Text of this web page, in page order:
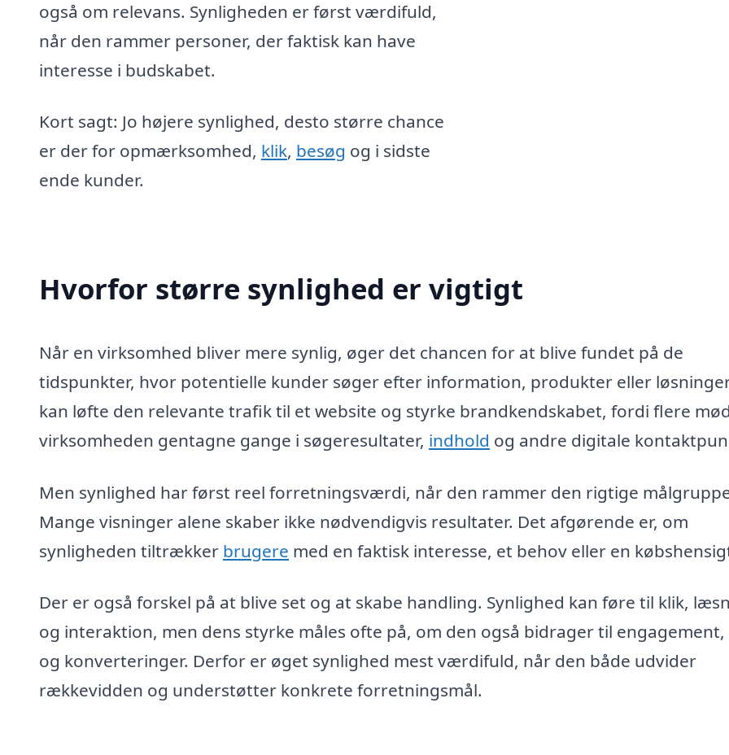
også om relevans. Synligheden er først værdifuld,
når den rammer personer, der faktisk kan have
interesse i budskabet.
Kort sagt: Jo højere synlighed, desto større chance
er der for opmærksomhed, klik, besøg og i sidste
ende kunder.
Hvorfor større synlighed er vigtigt
Når en virksomhed bliver mere synlig, øger det chancen for at blive fundet på de
tidspunkter, hvor potentielle kunder søger efter information, produkter eller
kan løfte den relevante trafik til et website og styrke brandkendskabet, fordi flere
virksomheden gentagne gange i søgeresultater, indhold og andre digitale
Men synlighed har først reel forretningsværdi, når den rammer den rigtige
Mange visninger alene skaber ikke nødvendigvis resultater. Det afgørende er, om
synligheden tiltrækker brugere med en faktisk interesse, et behov eller en
Der er også forskel på at blive set og at skabe handling. Synlighed kan føre til klik,
og interaktion, men dens styrke måles ofte på, om den også bidrager til engagement,
og konverteringer. Derfor er øget synlighed mest værdifuld, når den både udvider
rækkevidden og understøtter konkrete forretningsmål.